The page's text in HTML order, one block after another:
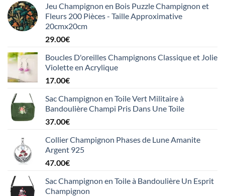
Jeu Champignon en Bois Puzzle Champignon et
Fleurs 200 Pièces - Taille Approximative
20cmx20cm
29.00€
Boucles D'oreilles Champignons Classique et Jolie
Violette en Acrylique
17.00€
Sac Champignon en Toile Vert Militaire à
Bandoulière Champi Pris Dans Une Toile
37.00€
Collier Champignon Phases de Lune Amanite
Argent 925
47.00€
Sac Champignon en Toile à Bandoulière Un Esprit
Champignon